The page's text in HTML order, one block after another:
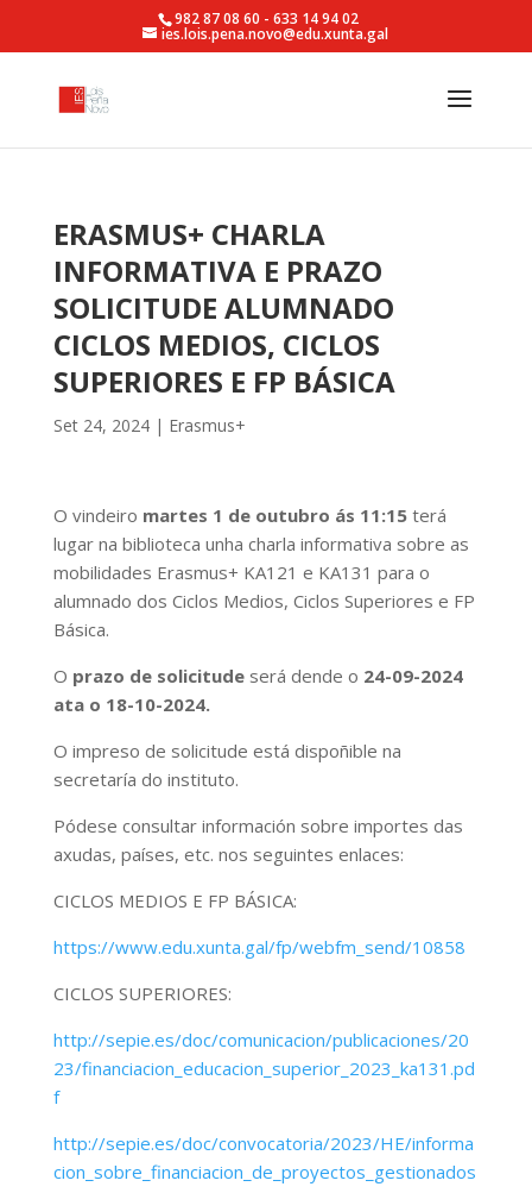
982 87 08 60 - 633 14 94 02
ies.lois.pena.novo@edu.xunta.gal
ERASMUS+ CHARLA
INFORMATIVA E PRAZO
SOLICITUDE ALUMNADO
CICLOS MEDIOS, CICLOS
SUPERIORES E FP BÁSICA
Set 24, 2024| Erasmus+
O vindeiro martes 1 de outubro ás 11:15terá
lugar na biblioteca unha charla informativa sobre as
mobilidades Erasmus+ KA121 e KA131 para o
alumnado dos Ciclos Medios, Ciclos Superiores e FP
Básica.
O prazo de solicitudeserá dende o 24-09-2024
ata o 18-10-2024.
O impreso de solicitude está dispoñible na
secretaría do instituto.
Pódese consultar información sobre importes das
axudas, países, etc. nos seguintes enlaces:
CICLOS MEDIOS E FP BÁSICA:
https://www.edu.xunta.gal/fp/webfm_send/10858
CICLOS SUPERIORES:
http://sepie.es/doc/comunicacion/publicaciones/20
23/financiacion_educacion_superior_2023_ka131.pd
f
http://sepie.es/doc/convocatoria/2023/HE/informa
cion_sobre_financiacion_de_proyectos_gestionados